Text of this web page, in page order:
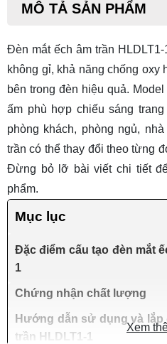
MÔ TẢ SẢN PHẨM
Đèn mắt ếch âm trần
không gỉ, khả năng chống oxy
bên trong đèn hiệu quả.
ấm phù hợp chiếu sáng
phòng khách, phòng ngủ,
trần có thể thay đổi theo từng
Đừng bỏ lỡ bài viết chi tiết
phẩm.
Mục lục
Đặc điểm cấu tạo đèn mắt
1
Chứng nhận chất lượng
Hướng dẫn sử dụng và lắp
trần HLDLT1-1
Xem